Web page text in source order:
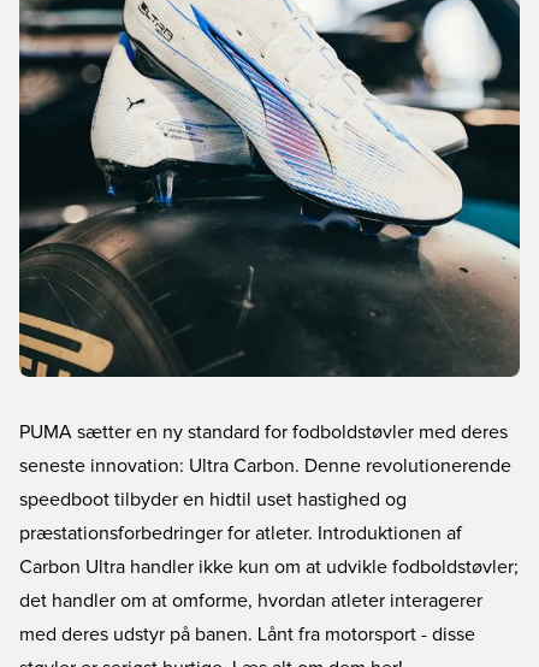
PUMA sætter en ny standard for fodboldstøvler med deres
seneste innovation: Ultra Carbon. Denne revolutionerende
speedboot tilbyder en hidtil uset hastighed og
præstationsforbedringer for atleter. Introduktionen af
Carbon Ultra handler ikke kun om at udvikle fodboldstøvler;
det handler om at omforme, hvordan atleter interagerer
med deres udstyr på banen. Lånt fra motorsport - disse